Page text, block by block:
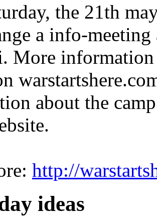
the 21th
a info-meeting
More
about the
http://
ideas